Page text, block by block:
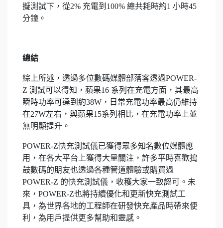
擬測試下，從2% 充電到100% 總共耗時約1 小時45
分鐘。
總結
綜上所述，透過多位數碼媒體部落客透過POWER-
Z 測試可以得知，蘋果16 系列在充電方面，其最高
瞬時功率可達到約38W，日常充電功率最高仍維持
在27W左右，與蘋果15系列相比，在充電功率上並
無明顯提升。
POWER-Z快充測試儀已獲得眾多知名數位媒體應
用，在各大平台上獲得大量關注，許多平時喜歡搗
鼓數碼的朋友也透過各種管道體驗或購買過
POWER-Z 的快充測試儀，收穫大家一致認可。未
來，POWER-Z也將持續優化和更新快充測試工
具，為世界各地的工程師在研發快充產品時帶來便
利，為用戶提供更多幫助和靈感。